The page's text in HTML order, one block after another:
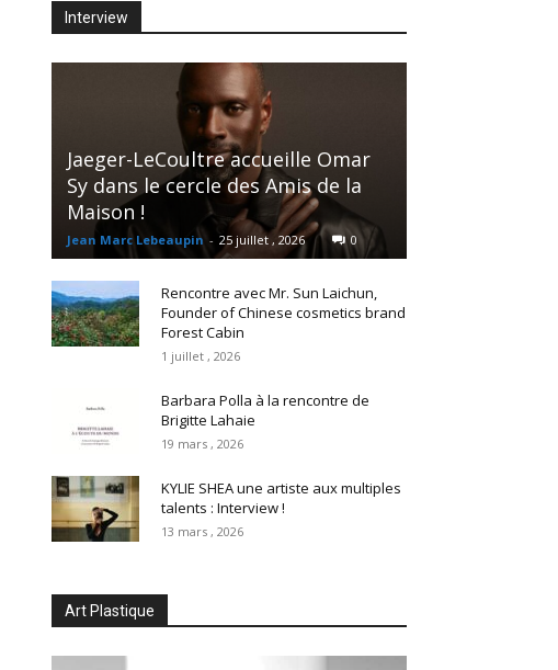
Interview
Jaeger-LeCoultre accueille Omar
Sy dans le cercle des Amis de la
Maison !
Jean Marc Lebeaupin - 25 juillet , 2026 0
Rencontre avec Mr. Sun Laichun,
Founder of Chinese cosmetics brand
Forest Cabin
1 juillet , 2026
Barbara Polla à la rencontre de
Brigitte Lahaie
19 mars , 2026
KYLIE SHEA une artiste aux multiples
talents : Interview !
13 mars , 2026
Art Plastique